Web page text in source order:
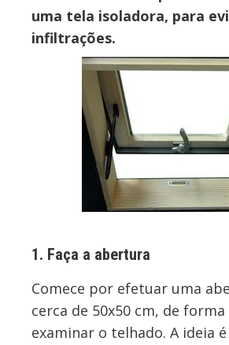
uma tela isoladora, para
infiltrações.
1. Faça a abertura
Comece por efetuar uma
cerca de 50x50 cm, de
examinar o telhado. A ideia